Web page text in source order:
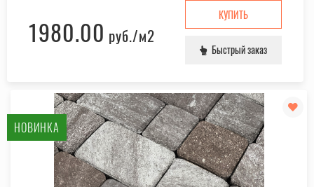
1980.00 руб./м2
КУПИТЬ
Быстрый заказ
НОВИНКА